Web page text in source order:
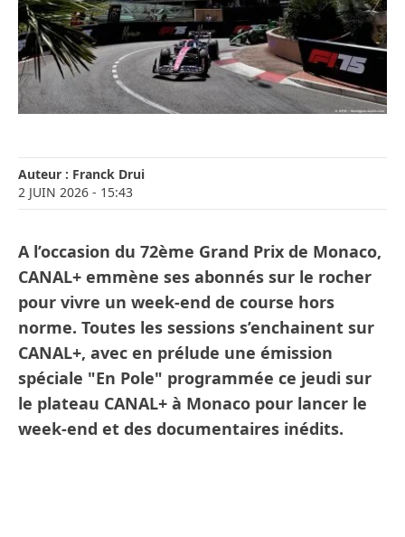
Auteur : Franck Drui
2 JUIN 2026 - 15:43
A l’occasion du 72ème Grand Prix de Monaco,
CANAL+ emmène ses abonnés sur le rocher
pour vivre un week-end de course hors
norme. Toutes les sessions s’enchainent sur
CANAL+, avec en prélude une émission
spéciale "En Pole" programmée ce jeudi sur
le plateau CANAL+ à Monaco pour lancer le
week-end et des documentaires inédits.